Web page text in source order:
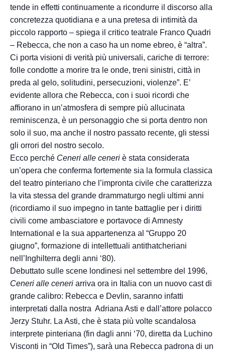
tende in effetti continuamente a ricondurre il discorso alla
concretezza quotidiana e a una pretesa di intimità da
piccolo rapporto – spiega il critico teatrale Franco Quadri
– Rebecca, che non a caso ha un nome ebreo, è “altra”.
Ci porta visioni di verità più universali, cariche di terrore:
folle condotte a morire tra le onde, treni sinistri, città in
preda al gelo, solitudini, persecuzioni, violenze”. E’
evidente allora che Rebecca, con i suoi ricordi che
affiorano in un’atmosfera di sempre più allucinata
reminiscenza, è un personaggio che si porta dentro non
solo il suo, ma anche il nostro passato recente, gli stessi
gli orrori del nostro secolo.
Ecco perché Ceneri alle ceneri è stata considerata
un’opera che conferma fortemente sia la formula classica
del teatro pinteriano che l’impronta civile che caratterizza
la vita stessa del grande drammaturgo negli ultimi anni
(ricordiamo il suo impegno in tante battaglie per i diritti
civili come ambasciatore e portavoce di Amnesty
International e la sua appartenenza al “Gruppo 20
giugno”, formazione di intellettuali antithatcheriani
nell’Inghilterra degli anni ‘80).
Debuttato sulle scene londinesi nel settembre del 1996,
Ceneri alle ceneri arriva ora in Italia con un nuovo cast di
grande calibro: Rebecca e Devlin, saranno infatti
interpretati dalla nostra Adriana Asti e dall’attore polacco
Jerzy Stuhr. La Asti, che è stata più volte scandalosa
interprete pinteriana (fin dagli anni ‘70, diretta da Luchino
Visconti in “Old Times”), sarà una Rebecca padrona di un